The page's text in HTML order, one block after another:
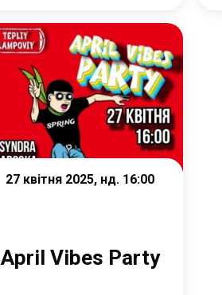
Детальніше
27 квітня 2025, нд. 16:00
April Vibes Party